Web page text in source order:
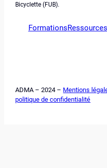
Bicyclette (FUB).
FormationsRessources
ADMA – 2024 – Mentions
politique de confidentialité